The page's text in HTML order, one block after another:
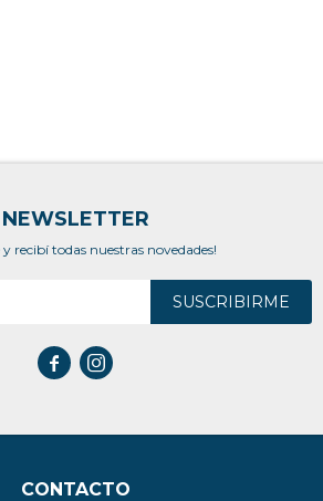
CONTACTO
NEWSLETTER
y recibí todas nuestras novedades!
SUSCRIBIRME
 